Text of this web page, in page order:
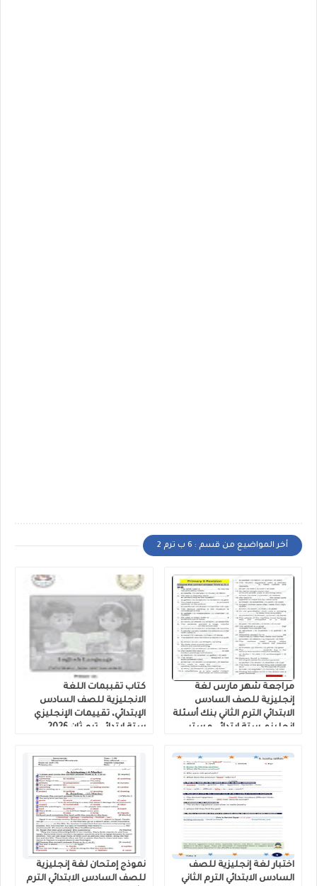
أخر المواضيع من قسم : 6 ب ترم 2
مراجعة شهر مارس لغة
إنجليزية للصف السادس
الابتدائي الترم الثاني بنك أسئلة
إنجليزي ستة ابتدائي مستر
كتاب تقببمات اللغة
الانجليزية للصف السادس
الإبتدائي، تقييمات الإنجليزي
ستة ابتدائي ترم ثان 2026
اختبار لغة إنجليزية للصف
السادس الابتدائي الترم الثاني
نموذج إمتحان لغة إنجليزية
للصف السادس الابتدائي الترم